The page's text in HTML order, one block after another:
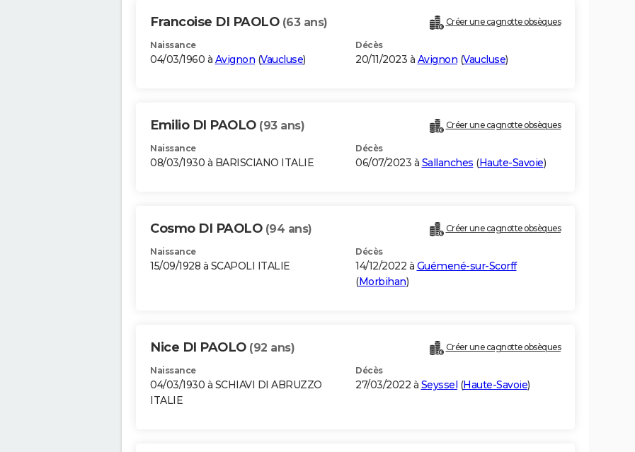
Francoise DI PAOLO (63 ans) Créer une cagnotte obsèques
Naissance
04/03/1960 à Avignon (Vaucluse)
Décès
20/11/2023 à Avignon (Vaucluse)
Emilio DI PAOLO (93 ans) Créer une cagnotte obsèques
Naissance
08/03/1930 à BARISCIANO ITALIE
Décès
06/07/2023 à Sallanches (Haute-Savoie)
Cosmo DI PAOLO (94 ans) Créer une cagnotte obsèques
Naissance
15/09/1928 à SCAPOLI ITALIE
Décès
14/12/2022 à Guémené-sur-Scorff
(Morbihan)
Nice DI PAOLO (92 ans) Créer une cagnotte obsèques
Naissance
04/03/1930 à SCHIAVI DI ABRUZZO
ITALIE
Décès
27/03/2022 à Seyssel (Haute-Savoie)